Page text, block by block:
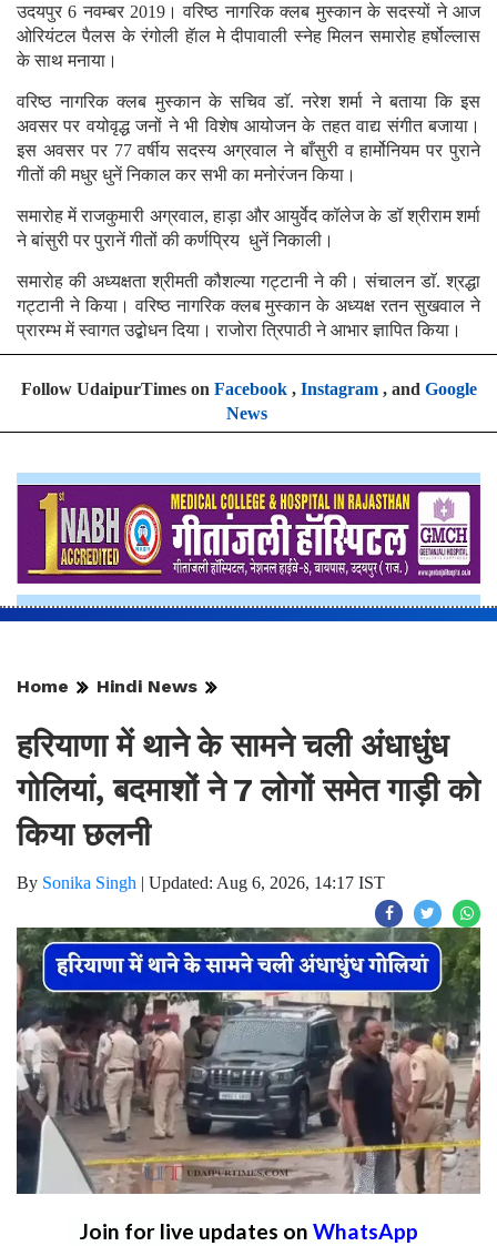
उदयपुर 6 नवम्बर 2019। वरिष्ठ नागरिक क्लब मुस्कान के सदस्यों ने आज
ओरियंटल पैलस के रंगोली हॅाल मे दीपावाली स्नेह मिलन समारोह हर्षोल्लास
के साथ मनाया।
वरिष्ठ नागरिक क्लब मुस्कान के सचिव डाॅ. नरेश शर्मा ने बताया कि इस
अवसर पर वयोवृद्ध जनों ने भी विशेष आयोजन के तहत वाद्य संगीत बजाया।
इस अवसर पर 77 वर्षीय सदस्य अग्रवाल ने बाँसुरी व हार्मोनियम पर पुराने
गीतों की मधुर धुनें निकाल कर सभी का मनोरंजन किया।
समारोह में राजकुमारी अग्रवाल, हाड़ा और आयुर्वेद कॉलेज के डॉ श्रीराम शर्मा
ने बांसुरी पर पुरानें गीतों की कर्णप्रिय धुनें निकाली।
समारोह की अध्यक्षता श्रीमती कौशल्या गट्टानी ने की। संचालन डाॅ. श्रद्धा
गट्टानी ने किया। वरिष्ठ नागरिक क्लब मुस्कान के अध्यक्ष रतन सुखवाल ने
प्रारम्भ में स्वागत उद्बोधन दिया। राजोरा त्रिपाठी ने आभार ज्ञापित किया।
Follow UdaipurTimes on Facebook, Instagram, and Google
News
Home Hindi News
हरियाणा में थाने के सामने चली अंधाधुंध
गोलियां, बदमाशों ने 7 लोगों समेत गाड़ी को
किया छलनी
By Sonika Singh | Updated: Aug 6, 2026, 14:17 IST
Join for live updates on WhatsApp